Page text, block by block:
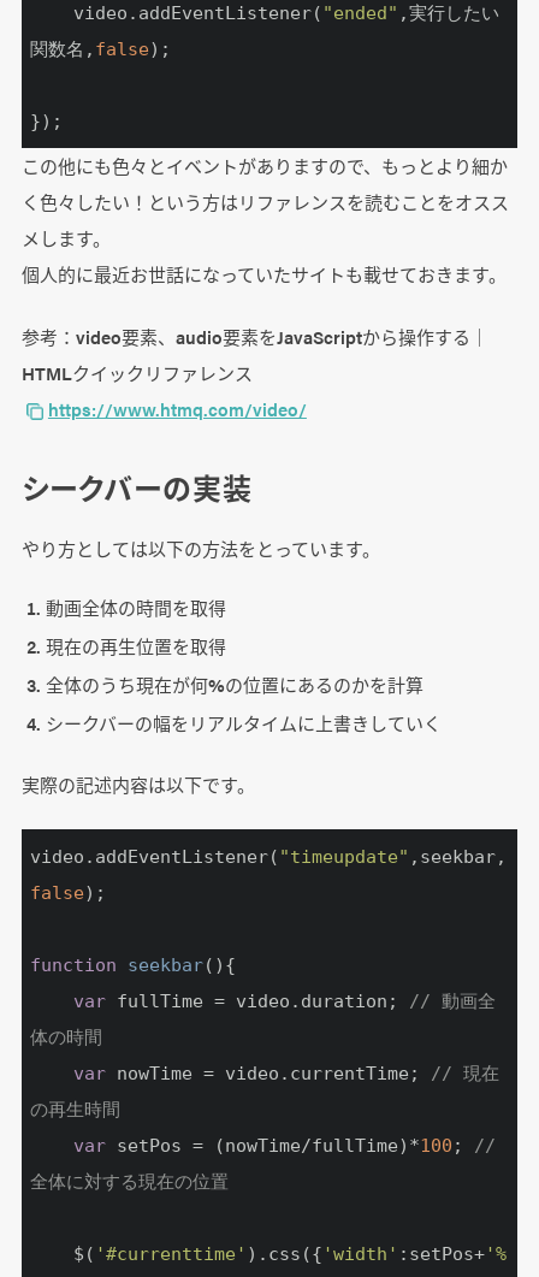
	video.addEventListener(
"ended" ,実行したい
関数名, false);
});
この他にも色々とイベントがありますので、もっとより細か
く色々したい！という方はリファレンスを読むことをオスス
メします。
個人的に最近お世話になっていたサイトも載せておきます。
参考：video要素、audio要素をJavaScriptから操作する｜
HTMLクイックリファレンス
https://www.htmq.com/video/
シークバーの実装
やり方としては以下の方法をとっています。
動画全体の時間を取得
現在の再生位置を取得
全体のうち現在が何%の位置にあるのかを計算
シークバーの幅をリアルタイムに上書きしていく
実際の記述内容は以下です。
video.addEventListener( "timeupdate" ,seekbar,
false);
function seekbar( ) {
var fullTime = video.duration; // 動画全
体の時間
var nowTime = video.currentTime; // 現在
の再生時間
var setPos = (nowTime/fullTime)*100 ; //
全体に対する現在の位置
	$(
'#currenttime' ).css({ 'width' :setPos+ '%